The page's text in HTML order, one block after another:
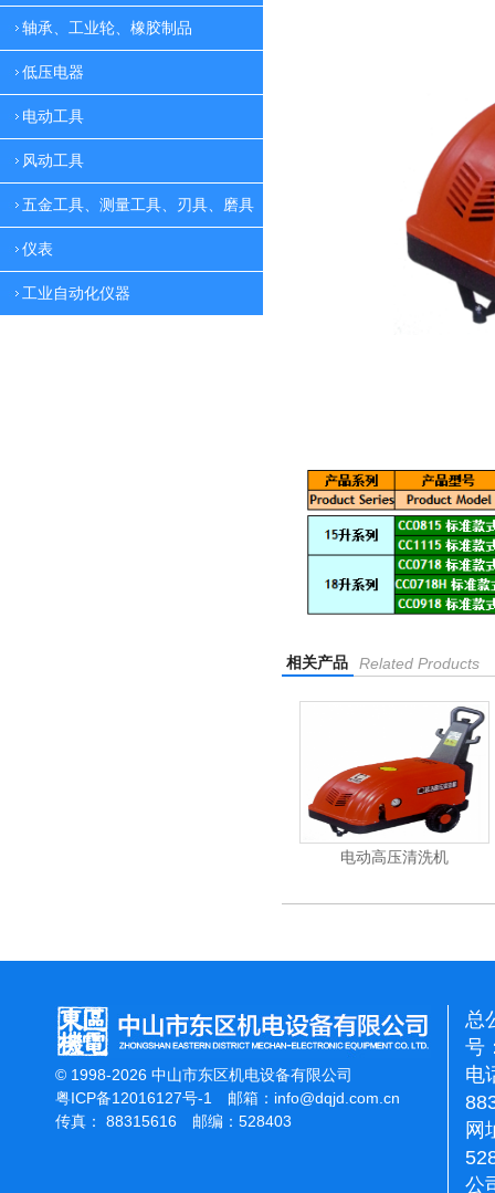
轴承、工业轮、橡胶制品
低压电器
电动工具
风动工具
五金工具、测量工具、刃具、磨具
仪表
工业自动化仪器
相关产品 Related Products
吸尘机
© 1998-2026 中山市东区机电设备有限公司
粤ICP备12016127号-1
邮箱： info@dqjd.com.cn
传真： 88315616 邮编：528403
总
号
电
网
公